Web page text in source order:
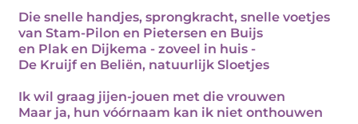
Die snelle handjes, sprongkracht, snelle voetjes
van Stam-Pilon en Pietersen en Buijs
en Plak en Dijkema - zoveel in huis -
De Kruijf en Beliën, natuurlijk Sloetjes
Ik wil graag jijen-jouen met die vrouwen
Maar ja, hun vóórnaam kan ik niet onthouwen